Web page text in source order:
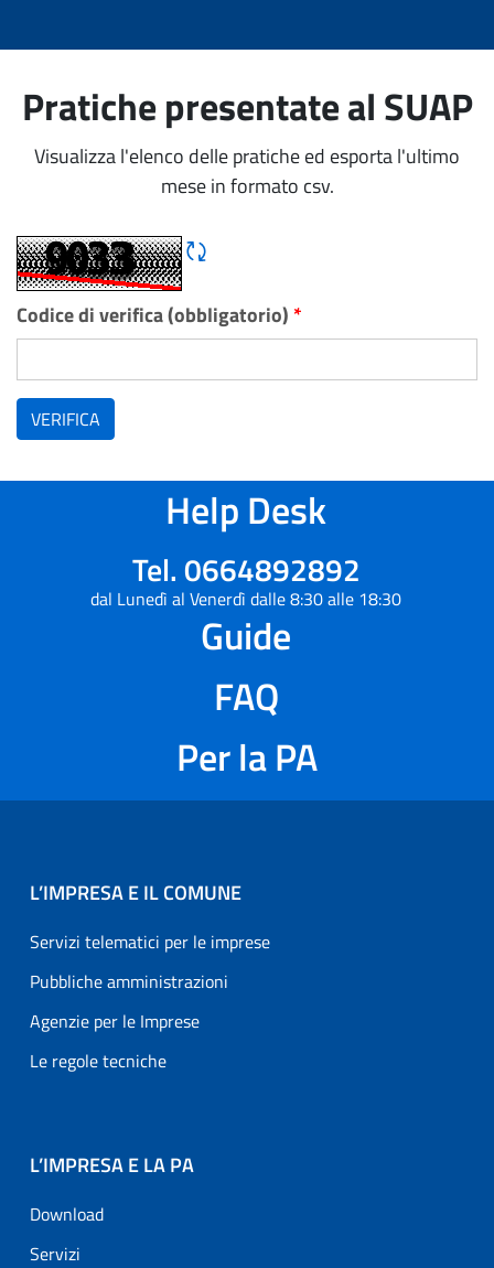
Pratiche presentate al SUAP
Visualizza l'elenco delle pratiche ed esporta l'ultimo
mese in formato csv.
Rigene CAPTCHA
Codice di verifica (obbligatorio) *
VERIFICA
Help Desk
Tel. 0664892892
dal Lunedì al Venerdì dalle 8:30 alle 18:30
Guide
FAQ
Per la PA
L’IMPRESA E IL COMUNE
Servizi telematici per le imprese
Pubbliche amministrazioni
Agenzie per le Imprese
Le regole tecniche
L’IMPRESA E LA PA
Download
Servizi